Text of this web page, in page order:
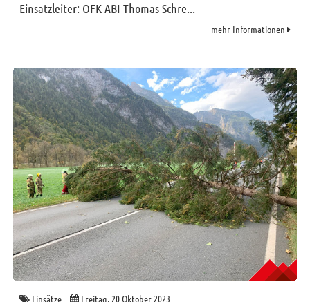
Einsatzleiter: OFK ABI Thomas Schre...
mehr Informationen
Einsätze Freitag, 20 Oktober 2023